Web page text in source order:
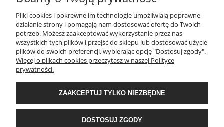
MOJE KONTO
PŁATNOŚCI I DOSTAWA
Wyposażenie łazienek Łazienki.eco | Pawła 23, 41-708 Ruda Śląska | E-mail:
sklep@lazienki.eco | Tel.: 600 012 164 lub 600 012 159 | TGS Przemysław
Stoń | NIP: 6312213594 | REGON: 276403698
Pliki cookies i pokrewne im technologie umożliwiają poprawne
działanie strony i pomagają nam dostosować ofertę do Twoich
potrzeb. Możesz zaakceptować wykorzystanie przez nas
wszystkich tych plików i przejść do sklepu lub dostosować użycie
plików do swoich preferencji, wybierając opcję "Dostosuj zgody".
Więcej o plikach cookies przeczytasz w naszej Polityce
prywatności.
ZAAKCEPTUJ TYLKO NIEZBĘDNE
DOSTOSUJ ZGODY